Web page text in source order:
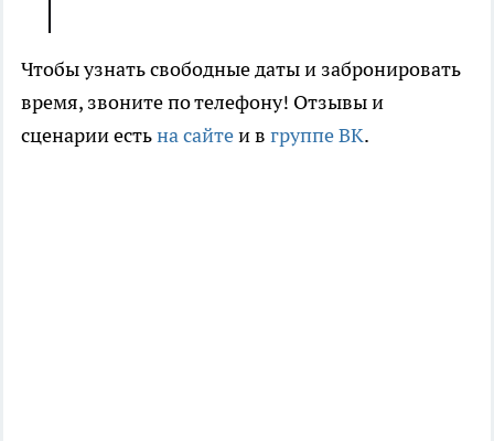
Чтобы узнать свободные даты и забронировать
время, звоните по телефону! Отзывы и
сценарии естьна сайтеи в группе ВК.